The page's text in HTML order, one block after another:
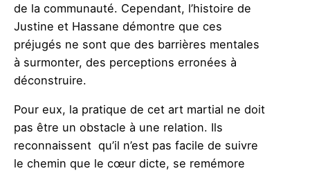
de la communauté. Cependant, l’histoire de
Justine et Hassane démontre que ces
préjugés ne sont que des barrières mentales
à surmonter, des perceptions erronées à
déconstruire.
Pour eux, la pratique de cet art martial ne doit
pas être un obstacle à une relation. Ils
reconnaissent qu’il n’est pas facile de suivre
le chemin que le cœur dicte, se remémore